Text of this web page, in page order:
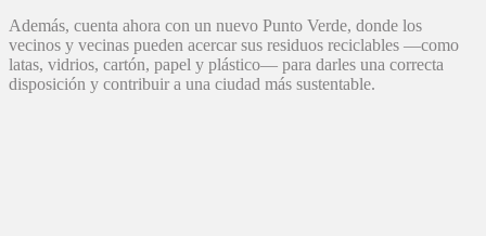
Además, cuenta ahora con un nuevo Punto Verde, donde los
vecinos y vecinas pueden acercar sus residuos reciclables —como
latas, vidrios, cartón, papel y plástico— para darles una correcta
disposición y contribuir a una ciudad más sustentable.